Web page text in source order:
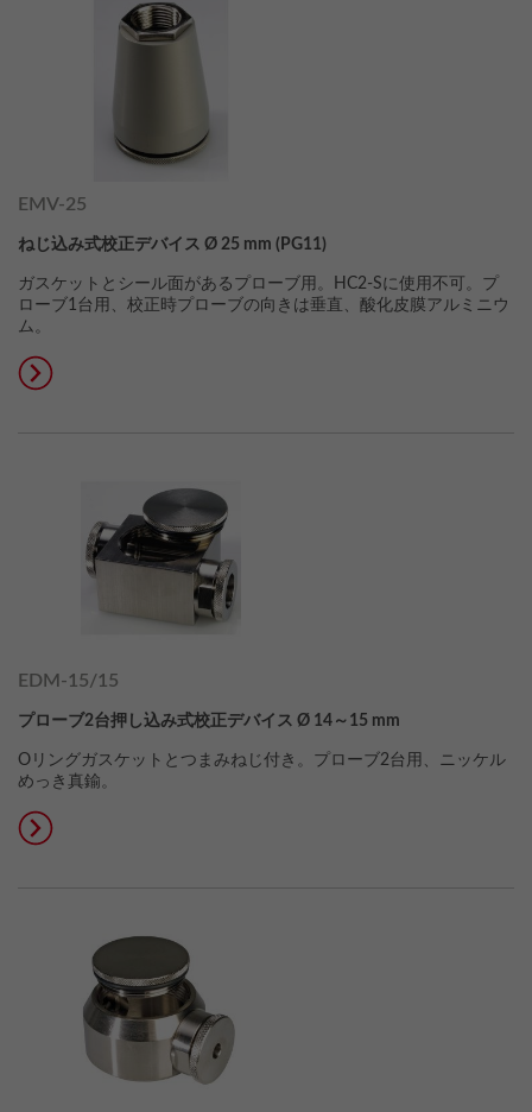
EMV-25
ねじ込み式校正デバイス Ø 25 mm (PG11)
ガスケットとシール面があるプローブ用。HC2-Sに使用不可。プ
ローブ1台用、校正時プローブの向きは垂直、酸化皮膜アルミニウ
ム。
EDM-15/15
プローブ2台押し込み式校正デバイス Ø 14～15 mm
Oリングガスケットとつまみねじ付き。プローブ2台用、ニッケル
めっき真鍮。